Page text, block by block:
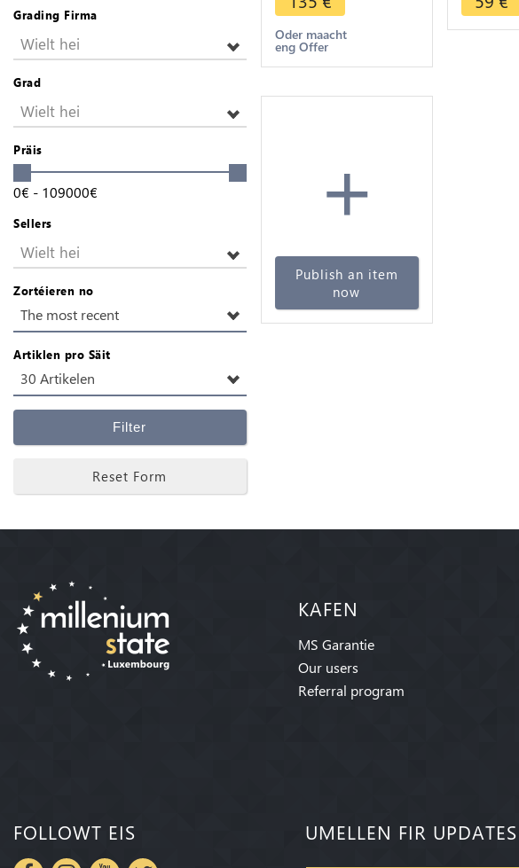
Grading Firma
Wielt hei
Grad
Wielt hei
Präis
0€ - 109000€
Sellers
Wielt hei
Zortéieren no
The most recent
Artiklen pro Säit
30 Artikelen
Filter
Reset Form
> Make offer
Oder maacht
eng Offer
Proof
+
Publish an item
now
KAFEN
MS Garantie
Our users
Referral program
FOLLOWT EIS UMELLEN FIR